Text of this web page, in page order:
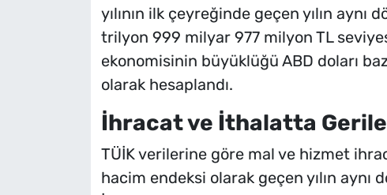
yılının ilk çeyreğinde geçen yılın
trilyon 999 milyar 977 milyon TL
ekonomisinin büyüklüğü ABD doları
olarak hesaplandı.
İhracat ve İthalatta
TÜİK verilerine göre mal ve hizmet
hacim endeksi olarak geçen yılın aynı